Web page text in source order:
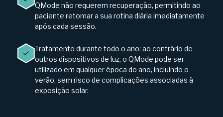
QMode não requerem recuperação, permitindo ao
paciente retomar a sua rotina diária imediatamente
após cada sessão.
Tratamento durante todo o ano: ao contrário de
outros dispositivos de luz, o QMode pode ser
utilizado em qualquer época do ano, incluindo o
verão, sem risco de complicações associadas à
exposição solar.